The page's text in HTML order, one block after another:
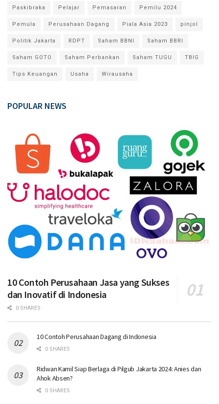
Paskibraka Pelajar Pemasaran Pemilu 2024
Pemula Perusahaan Dagang Piala Asia 2023 pinjol
Politik Jakarta RDPT Saham BBNI Saham BBRI
Saham GOTO Saham Perbankan Saham TUGU TBIG
Tips Keuangan Usaha Wirausaha
POPULAR NEWS
10 Contoh Perusahaan Jasa yang Sukses
dan Inovatif di Indonesia
0 SHARES
10 Contoh Perusahaan Dagang di Indonesia
0 SHARES
Ridwan Kamil Siap Berlaga di Pilgub Jakarta 2024: Anies dan
Ahok Absen?
0 SHARES